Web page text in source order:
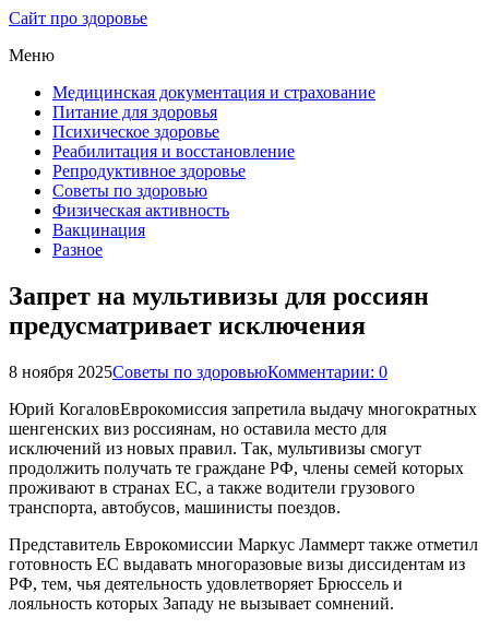
Сайт про здоровье
Меню
Медицинская документация и страхование
Питание для здоровья
Психическое здоровье
Реабилитация и восстановление
Репродуктивное здоровье
Советы по здоровью
Физическая активность
Вакцинация
Разное
Запрет на мультивизы для россиян
предусматривает исключения
8 ноября 2025Советы по здоровьюКомментарии: 0
Юрий КогаловЕврокомиссия запретила выдачу многократных
шенгенских виз россиянам, но оставила место для
исключений из новых правил. Так, мультивизы смогут
продолжить получать те граждане РФ, члены семей которых
проживают в странах ЕС, а также водители грузового
транспорта, автобусов, машинисты поездов.
Представитель Еврокомиссии Маркус Ламмерт также отметил
готовность ЕС выдавать многоразовые визы диссидентам из
РФ, тем, чья деятельность удовлетворяет Брюссель и
лояльность которых Западу не вызывает сомнений.